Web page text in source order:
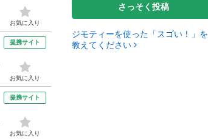
お気に入り
提携サイト
お気に入り
提携サイト
お気に入り
さっそく投稿
ジモティーを使った「スゴい！」を
教えてください